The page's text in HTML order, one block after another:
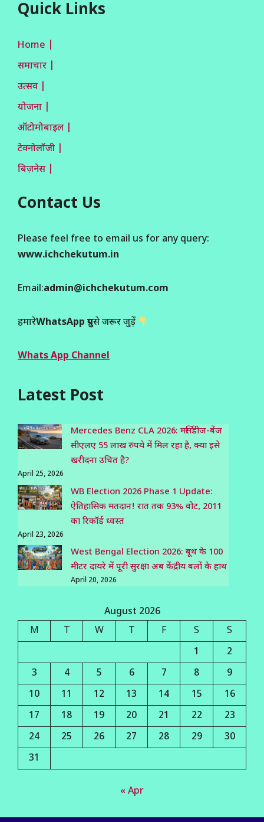
Quick Links
Home |
समाचार |
उत्सव |
योजना |
ऑटोमोबाइल |
टेक्नोलॉजी |
बिज़नेस |
Contact Us
Please feel free to email us for any query:
www.ichchekutum.in
Email:admin@ichchekutum.com
हमारेWhatsApp ग्रुपसे जरूर जुड़ें
Whats App Channel
Latest Post
Mercedes Benz CLA 2026: मर्सिडीज-बेंज
सीएलए 55 लाख रुपये में मिल रहा है, क्या इसे
खरीदना उचित है?
April 25, 2026
WB Election 2026 Phase 1 Update:
ऐतिहासिक मतदान! रात तक 93% वोट, 2011
का रिकॉर्ड ध्वस्त
April 23, 2026
West Bengal Election 2026: बूथ के 100
मीटर दायरे में पूरी सुरक्षा अब केंद्रीय बलों के हाथ
April 20, 2026
August 2026
M
T W T F S
S
1
2
3
4 5 6 7 8
9
10
11 12 13 14 15
16
17
18 19 20 21 22
23
24
25 26 27 28 29
30
31
« Apr